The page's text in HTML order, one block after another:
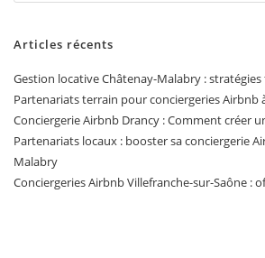
Articles récents
Gestion locative Châtenay-Malabry :
Partenariats terrain pour conciergeries Airbnb
Conciergerie Airbnb Drancy : Comment créer
Partenariats locaux : booster sa conciergerie
Malabry
Conciergeries Airbnb Villefranche-sur-Saône :